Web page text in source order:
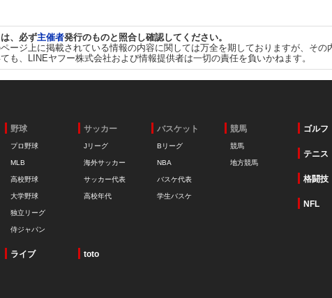
、必ず主催者発行のものと照合し確認してください。
ージ上に掲載されている情報の内容に関しては万全を期しておりますが、そ
も、LINEヤフー株式会社および情報提供者は一切の責任を負いかねます。
野球
プロ野球
MLB
高校野球
大学野球
独立リーグ
侍ジャパン
サッカー
Jリーグ
海外サッカー
サッカー代表
高校年代
バスケット
Bリーグ
NBA
バスケ代表
学生バスケ
競馬
競馬
地方競馬
ゴルフ
テニス
格闘技
NFL
ライブ toto